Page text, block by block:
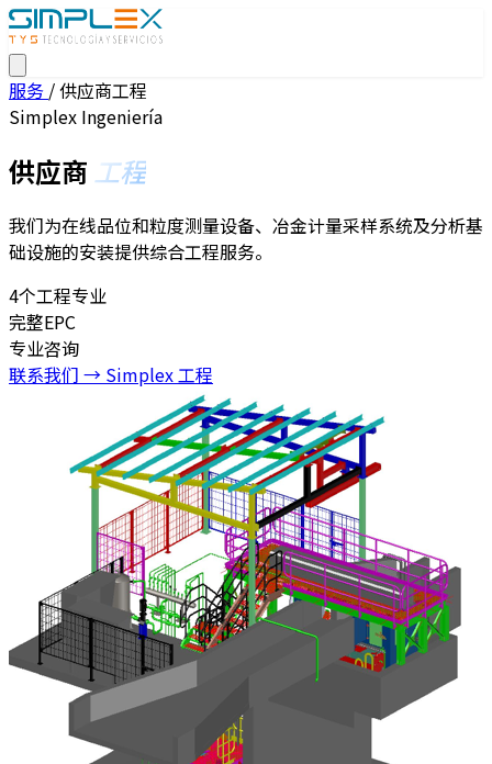
服务 /供应商工程
Simplex Ingeniería
供应商 工程
我们为在线品位和粒度测量设备、冶金计量采样系统及分析基
础设施的安装提供综合工程服务。
4个工程专业
完整EPC
专业咨询
联系我们 → Simplex 工程